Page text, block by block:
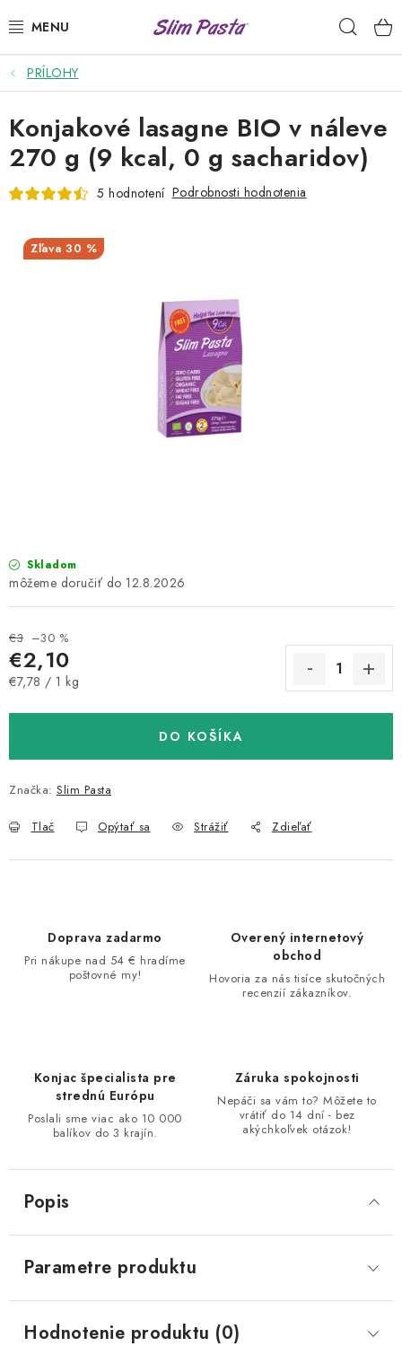
na
PRÍLOHY
HOTOVÉ JEDLÁ
DRESINGY
USUI
SLIM PASTA
Čo je Slim Pasta Vernostný program
PRÍLOHY
Skladom
12.8.2026
€3 –30 %
€2,10
Jednotková cena:
€7,78 / 1 kg
DO KOŠÍKA
Značka: Slim Pasta
Tlač Opýtať sa Strážiť Zdieľať
Konjakové lasagne BIO v náleve
270 g (9 kcal, 0 g sacharidov)
5 hodnotení Podrobnosti hodnotenia
30 %
Doprava zadarmo
Pri nákupe nad 54 € hradíme
poštovné my!
Overený internetový
obchod
Hovoria za nás tisíce skutočných
recenzií zákazníkov.
Konjac špecialista pre
strednú Európu
Poslali sme viac ako 10 000
balíkov do 3 krajín.
Záruka spokojnosti
Nepáči sa vám to? Môžete to
vrátiť do 14 dní - bez
akýchkoľvek otázok!
Popis
Parametre produktu
Hodnotenie produktu (0)